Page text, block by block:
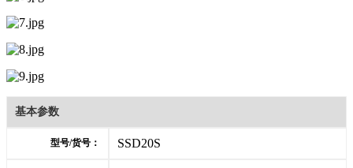
基本参数
型号/货号： SSD20S